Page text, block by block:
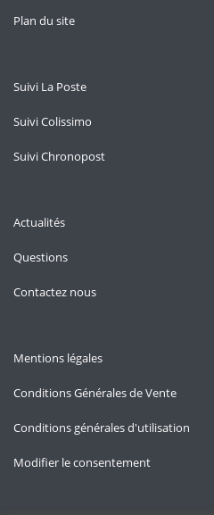
Plan du site
Suivi La Poste
Suivi Colissimo
Suivi Chronopost
Actualités
Questions
Contactez nous
Mentions légales
Conditions Générales de Vente
Conditions générales d'utilisation
Modifier le consentement